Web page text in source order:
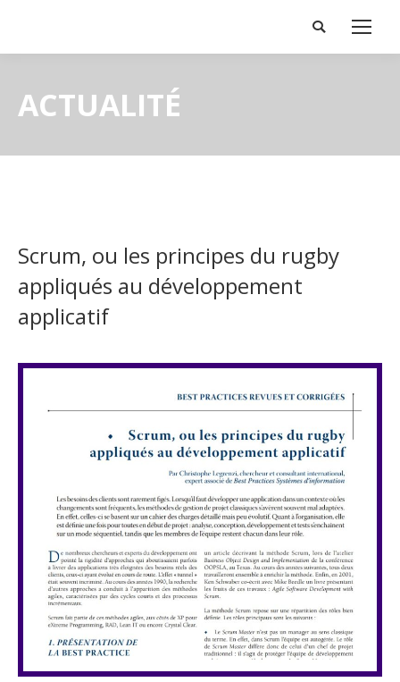
Search:
ACTUALITÉ
Scrum, ou les principes du rugby
appliqués au développement
applicatif